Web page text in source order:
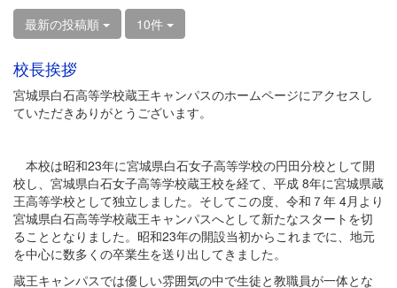
最新の投稿順 10件
校長挨拶
宮城県白石高等学校蔵王キャンパスのホームページにアクセスし
ていただきありがとうございます。
本校は昭和23年に宮城県白石女子高等学校の円田分校として開
校し、宮城県白石女子高等学校蔵王校を経て、平成 8年に宮城県蔵
王高等学校として独立しました。そしてこの度、令和７年 4月より
宮城県白石高等学校蔵王キャンパスへとして新たなスタートを切
ることとなりました。昭和23年の開設当初からこれまでに、地元
を中心に数多くの卒業生を送り出してきました。
蔵王キャンパスでは優しい雰囲気の中で生徒と教職員が一体とな